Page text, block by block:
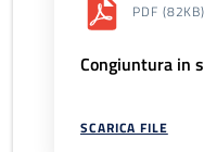
PDF (82KB)
Congiuntura in
SCARICA FILE